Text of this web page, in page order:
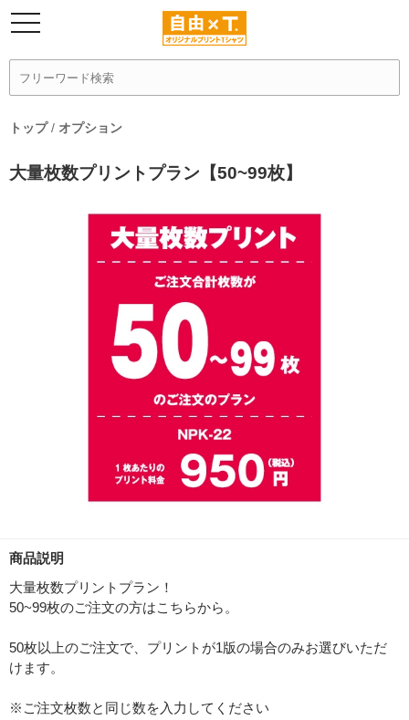
トップ/ オプション
大量枚数プリントプラン【50~99枚】
商品説明
大量枚数プリントプラン！
50~99枚のご注文の方はこちらから。
50枚以上のご注文で、プリントが1版の場合のみお選びいただ
けます。
※ご注文枚数と同じ数を入力してください